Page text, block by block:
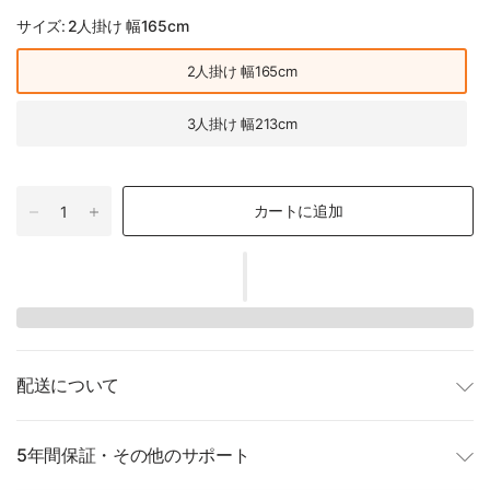
サイズ: 2人掛け 幅165cm
2人掛け 幅165cm
3人掛け 幅213cm
カートに追加
配送について
5年間保証・その他のサポート